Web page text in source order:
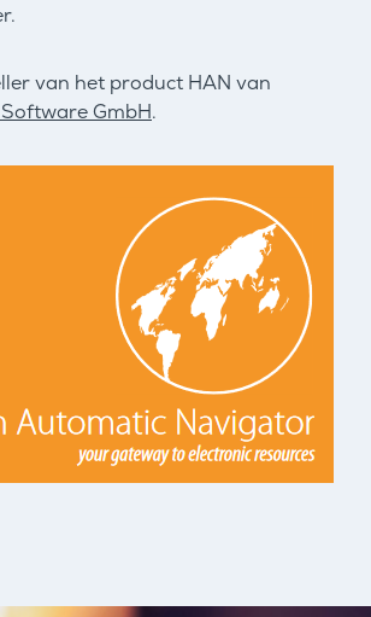
van het product HAN van
GmbH.